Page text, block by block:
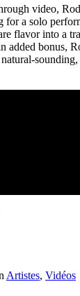
video,
for a solo
flavor into a
added bonus,
Artistes, Vidéos